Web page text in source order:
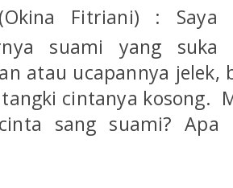
Fitriani) :
suami yang
atau ucapannya
cintanya kosong.
sang suami?